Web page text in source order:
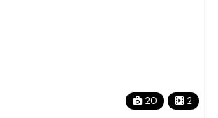
20 2